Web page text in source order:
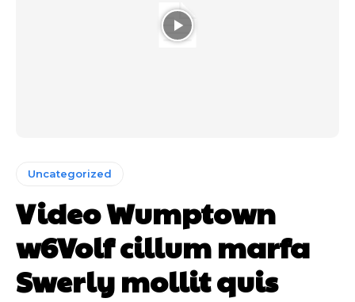
Uncategorized
Video Wumptown
w6Volf cillum marfa
Swerly mollit quis